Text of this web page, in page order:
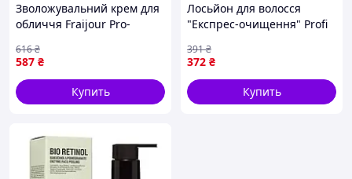
Зволожувальний крем для
обличчя Fraijour Pro-
50ml
587 ₴
616₴
Купить
Лосьйон для волосся
"Експрес-очищення" Profi
372 ₴
391₴
Купить